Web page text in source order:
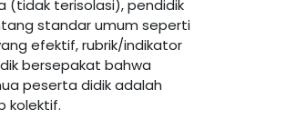
(tidak terisolasi), pendidik
standar umum seperti
efektif, rubrik/indikator
bersepakat bahwa
peserta didik adalah
kolektif.